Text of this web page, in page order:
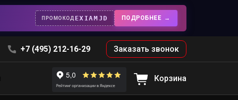
ПРОМОКОД EXIAMJD ПОДРОБНЕЕ
+7 (495) 212-16-29 Заказать звонок
Корзина